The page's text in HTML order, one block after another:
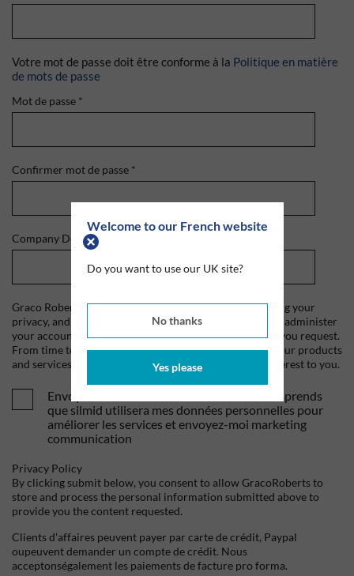
Welcome to our French website
Do you want to use our UK site?
No thanks
Yes please
Votre mot de passe doit être conforme à la Politique en matière
de mots de passe
Mot de passe *
Confirmer mot de passe *
Company Domain
Graco Roberts is committed to protecting and respecting your
privacy, and we'll only use your personal information to administer
your account and to provide the products and services you request.
From time to time, we would like to contact you about our products
and services, as well as other content that may be of interest to you.
Envoyez-moi vos offres et actualités. Je comprends
que silmid utilisera mes données personnelles pour
améliorer les services et envoyez-moi marketing
communication
Privacy Policy
By clicking submit below, you consent to allow GracoRoberts to
store and process the personal information submitted above to
provide you the content requested.
Clients d'affaires peuvent payer par carte de crédit, Paypal
oupeuvent demander un compte de crédit. Nous
acceptonségalement les paiements de facture pro forma.